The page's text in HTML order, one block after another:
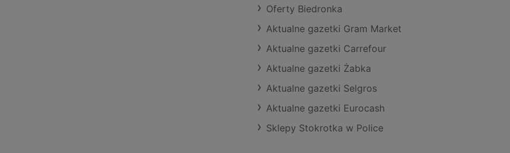
Oferty Biedronka
Aktualne gazetki Gram Market
Aktualne gazetki Carrefour
Aktualne gazetki Żabka
Aktualne gazetki Selgros
Aktualne gazetki Eurocash
Sklepy Stokrotka w Police